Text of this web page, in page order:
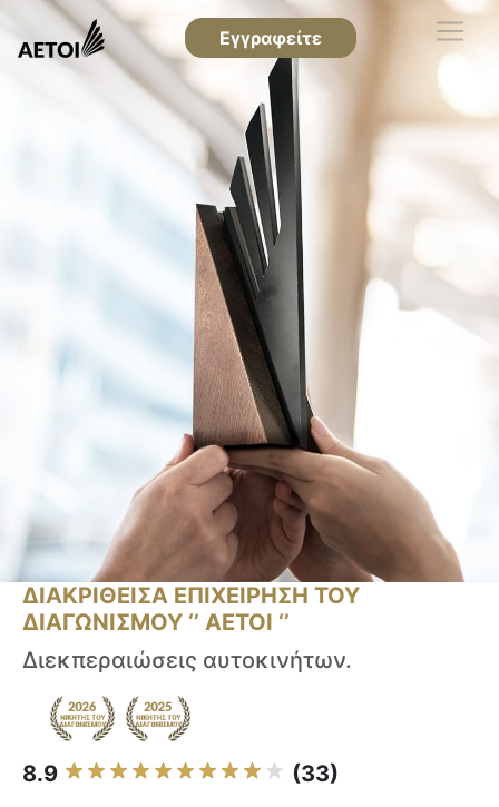
Εγγραφείτε
ΔΙΑΚΡΙΘΕΙΣΑ ΕΠΙΧΕΙΡΗΣΗ ΤΟΥ
ΔΙΑΓΩΝΙΣΜΟΥ ‘’ ΑΕΤΟΙ ‘’
Διεκπεραιώσεις αυτοκινήτων.
8.9 (33)